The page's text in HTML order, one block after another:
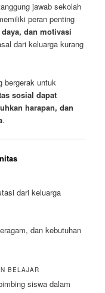
jawab sekolah
peran penting
dan motivasi
dari keluarga kurang
bergerak untuk
sosial dapat
harapan, dan
.
dari keluarga
dan kebutuhan
BELAJAR
siswa dalam